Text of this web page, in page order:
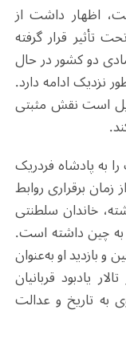
اظهار داشت از
تأثیر قرار گرفته
دو کشور در حال
نزدیک ادامه دارد.
است نقش مثبتی
.
به پادشاه فردریک
زمان برقراری روابط
کشور در ۷۵ سال گذشته، خاندان سلطنتی
به چین داشته است.
و بازدید او به‌عنوان
یادبود قربانیان
به تاریخ و عدالت